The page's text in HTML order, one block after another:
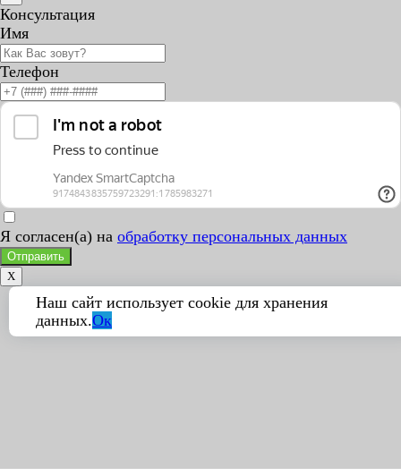
Консультация
Имя
Телефон
Я согласен(а) на обработку персональных данных
Отправить
X
Наш сайт использует cookie для хранения
данных.Ок